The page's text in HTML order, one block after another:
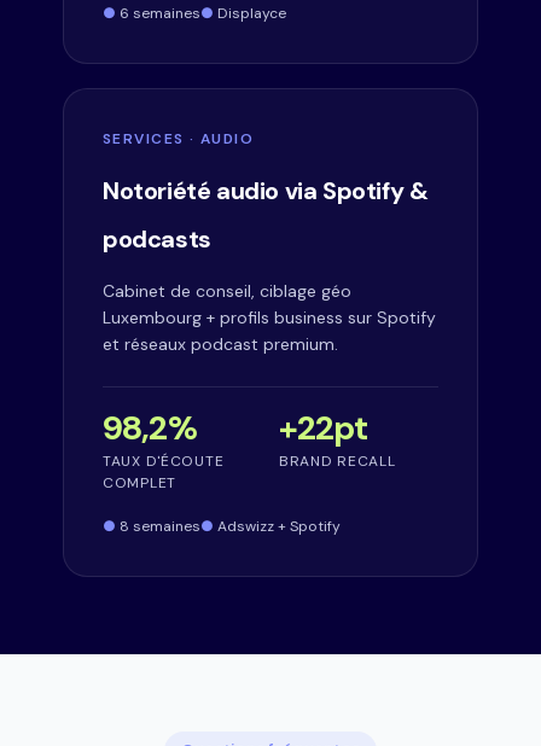
6 semaines Displayce
SERVICES · AUDIO
Notoriété audio via Spotify &
podcasts
Cabinet de conseil, ciblage géo
Luxembourg + profils business sur Spotify
et réseaux podcast premium.
98,2%
TAUX D'ÉCOUTE
COMPLET
+22pt
BRAND RECALL
8 semaines Adswizz + Spotify